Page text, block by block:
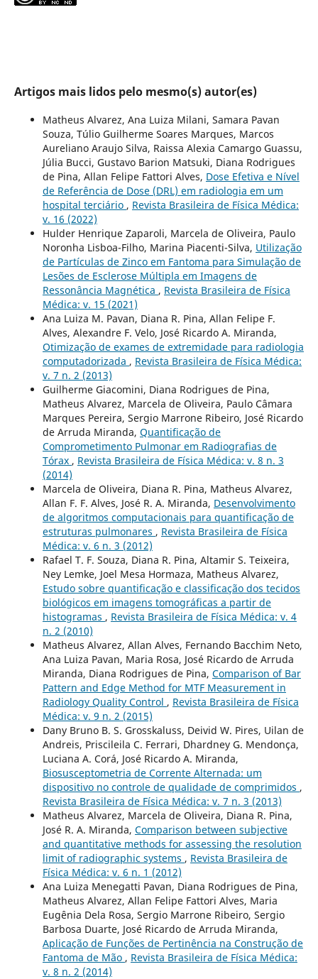
Artigos mais lidos pelo mesmo(s) autor(es)
Matheus Alvarez, Ana Luiza Milani, Samara Pavan
Souza, Túlio Guilherme Soares Marques, Marcos
Aureliano Araujo Silva, Raissa Alexia Camargo Guassu,
Júlia Bucci, Gustavo Barion Matsuki, Diana Rodrigues
de Pina, Allan Felipe Fattori Alves, Dose Efetiva e Nível
de Referência de Dose (DRL) em radiologia em um
hospital terciário , Revista Brasileira de Física Médica:
v. 16 (2022)
Hulder Henrique Zaparoli, Marcela de Oliveira, Paulo
Noronha Lisboa-Filho, Marina Piacenti-Silva, Utilização
de Partículas de Zinco em Fantoma para Simulação de
Lesões de Esclerose Múltipla em Imagens de
Ressonância Magnética , Revista Brasileira de Física
Médica: v. 15 (2021)
Ana Luiza M. Pavan, Diana R. Pina, Allan Felipe F.
Alves, Alexandre F. Velo, José Ricardo A. Miranda,
Otimização de exames de extremidade para radiologia
computadorizada , Revista Brasileira de Física Médica:
v. 7 n. 2 (2013)
Guilherme Giacomini, Diana Rodrigues de Pina,
Matheus Alvarez, Marcela de Oliveira, Paulo Câmara
Marques Pereira, Sergio Marrone Ribeiro, José Ricardo
de Arruda Miranda, Quantificação de
Comprometimento Pulmonar em Radiografias de
Tórax , Revista Brasileira de Física Médica: v. 8 n. 3
(2014)
Marcela de Oliveira, Diana R. Pina, Matheus Alvarez,
Allan F. F. Alves, José R. A. Miranda, Desenvolvimento
de algoritmos computacionais para quantificação de
estruturas pulmonares , Revista Brasileira de Física
Médica: v. 6 n. 3 (2012)
Rafael T. F. Souza, Diana R. Pina, Altamir S. Teixeira,
Ney Lemke, Joel Mesa Hormaza, Matheus Alvarez,
Estudo sobre quantificação e classificação dos tecidos
biológicos em imagens tomográficas a partir de
histogramas , Revista Brasileira de Física Médica: v. 4
n. 2 (2010)
Matheus Alvarez, Allan Alves, Fernando Bacchim Neto,
Ana Luiza Pavan, Maria Rosa, José Ricardo de Arruda
Miranda, Diana Rodrigues de Pina, Comparison of Bar
Pattern and Edge Method for MTF Measurement in
Radiology Quality Control , Revista Brasileira de Física
Médica: v. 9 n. 2 (2015)
Dany Bruno B. S. Grosskaluss, Deivid W. Pires, Uilan de
Andreis, Priscileila C. Ferrari, Dhardney G. Mendonça,
Luciana A. Corá, José Ricardo A. Miranda,
Biosusceptometria de Corrente Alternada: um
dispositivo no controle de qualidade de comprimidos ,
Revista Brasileira de Física Médica: v. 7 n. 3 (2013)
Matheus Alvarez, Marcela de Oliveira, Diana R. Pina,
José R. A. Miranda, Comparison between subjective
and quantitative methods for assessing the resolution
limit of radiographic systems , Revista Brasileira de
Física Médica: v. 6 n. 1 (2012)
Ana Luiza Menegatti Pavan, Diana Rodrigues de Pina,
Matheus Alvarez, Allan Felipe Fattori Alves, Maria
Eugênia Dela Rosa, Sergio Marrone Ribeiro, Sergio
Barbosa Duarte, José Ricardo de Arruda Miranda,
Aplicação de Funções de Pertinência na Construção de
Fantoma de Mão , Revista Brasileira de Física Médica:
v. 8 n. 2 (2014)